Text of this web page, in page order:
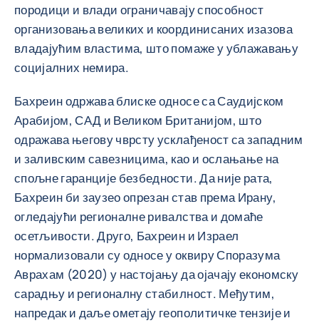
породици и влади ограничавају способност
организовања великих и координисаних изазова
владајућим властима, што помаже у ублажавању
социјалних немира.
Бахреин одржава блиске односе са Саудијском
Арабијом, САД и Великом Британијом, што
одражава његову чврсту усклађеност са западним
и заливским савезницима, као и ослањање на
спољне гаранције безбедности. Да није рата,
Бахреин би заузео опрезан став према Ирану,
огледајући регионалне ривалства и домаће
осетљивости. Друго, Бахреин и Израел
нормализовали су односе у оквиру Споразума
Аврахам (2020) у настојању да ојачају економску
сарадњу и регионалну стабилност. Међутим,
напредак и даље ометају геополитичке тензије и